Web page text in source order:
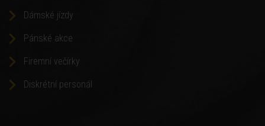
Dámské jízdy
Pánské akce
Firemní večírky
Diskrétní personál